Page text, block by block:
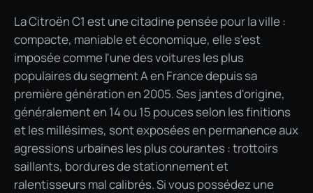
La Citroën C1 est une citadine pensée pour la ville :
compacte, maniable et économique, elle s'est
imposée comme l'une des voitures les plus
populaires du segment A en France depuis sa
première génération en 2005. Ses jantes d'origine,
généralement en 14 ou 15 pouces selon les finitions
et les millésimes, sont exposées en permanence aux
agressions urbaines les plus courantes : trottoirs
saillants, bordures de stationnement et
ralentisseurs mal calibrés. Si vous possédez une